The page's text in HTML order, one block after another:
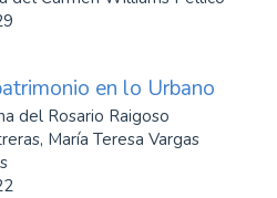
en lo Urbano
del Rosario Raigoso
María Teresa Vargas